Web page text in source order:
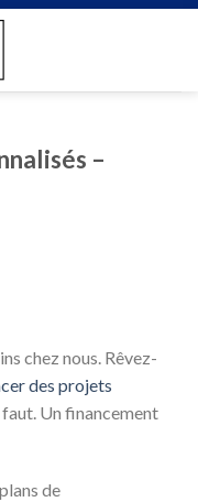
–
chez nous. Rêvez-
des projets
faut. Un financement
de